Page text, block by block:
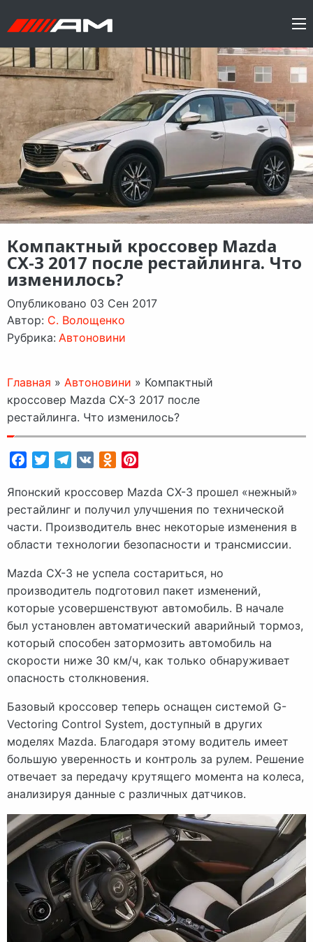
Компактный кроссовер Mazda
CX-3 2017 после рестайлинга. Что
изменилось?
Опубликовано 03 Сен 2017
Автор: C. Волощенко
Рубрика: Автоновини
Главная » Автоновини » Компактный
кроссовер Mazda CX-3 2017 после
рестайлинга. Что изменилось?
FacebookTwitterTelegram
VK Odnoklassniki
Японский кроссовер Mazda CX-3 прошел «нежный»
рестайлинг и получил улучшения по технической
части. Производитель внес некоторые изменения в
области технологии безопасности и трансмиссии.
Mazda CX-3 не успела состариться, но
производитель подготовил пакет изменений,
которые усовершенствуют автомобиль. В начале
был установлен автоматический аварийный тормоз,
который способен затормозить автомобиль на
скорости ниже 30 км/ч, как только обнаруживает
опасность столкновения.
Базовый кроссовер теперь оснащен системой G-
Vectoring Control System, доступный в других
моделях Mazda. Благодаря этому водитель имеет
большую уверенность и контроль за рулем. Решение
отвечает за передачу крутящего момента на колеса,
анализируя данные с различных датчиков.